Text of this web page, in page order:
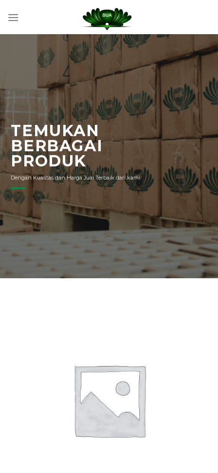
TEMUKAN
BERBAGAI
PRODUK
Dengan Kualitas dan Harga Jual Terbaik dari kami.